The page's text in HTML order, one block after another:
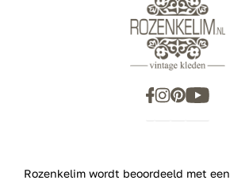
Rozenkelim wordt beoordeeld met een